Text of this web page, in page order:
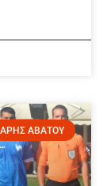
ΑΡΗΣ ΑΒΑΤΟΥ